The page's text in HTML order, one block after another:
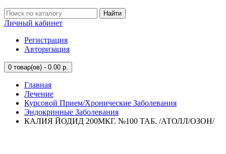
Найти
Личный кабинет
Регистрация
Авторизация
0 товар(ов) - 0.00 р.
Главная
Лечение
Курсовой Прием/Хронические Заболевания
Эндокринные Заболевания
КАЛИЯ ЙОДИД 200МКГ. №100 ТАБ. /АТОЛЛ/ОЗОН/